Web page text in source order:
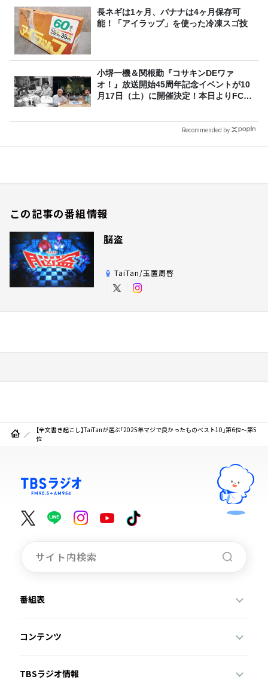
長ネギは1ヶ月、バナナは4ヶ月保存可
能！「アイラップ」を使った冷凍スゴ技
小堺一機＆関根勤『コサキンDEワァ
オ！』放送開始45周年記念イベントが10
月17日（土）に開催決定！本日よりFC先
Recommended by
この記事の番組情報
脳盗
TaiTan/玉置周啓
【全文書き起こし】TaiTanが選ぶ「2025年マジで良かったものベスト10」第6位～第5
位
番組表
コンテンツ
TBSラジオ情報